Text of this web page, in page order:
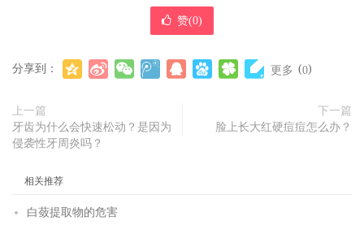
赞(0)
分享到： 更多 (0)
上一篇
牙齿为什么会快速松动？是因为
侵袭性牙周炎吗？
下一篇
脸上长大红硬痘痘怎么办？
相关推荐
白蔹提取物的危害